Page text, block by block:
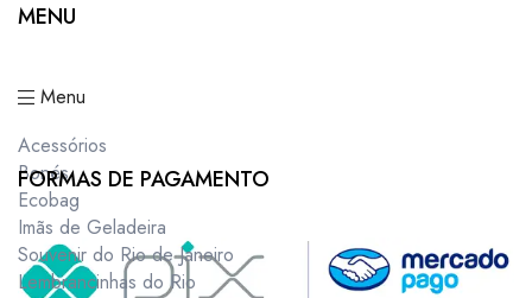
MENU
Menu
Acessórios
Bonés
Ecobag
Imãs de Geladeira
Souvenir do Rio de Janeiro
Lembrancinhas do Rio
FORMAS DE PAGAMENTO